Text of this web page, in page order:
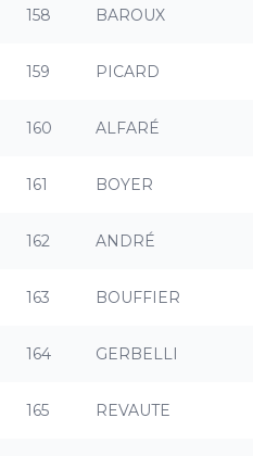
158 BAROUX
159 PICARD
160 ALFARÉ
161 BOYER
162 ANDRÉ
163 BOUFFIER
164 GERBELLI
165 REVAUTE